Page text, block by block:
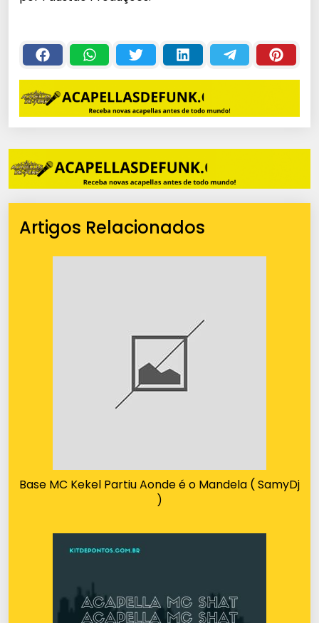
e
á
u
i
o
Artigos Relacionados
Base MC Kekel Partiu Aonde é o Mandela ( SamyDj
)